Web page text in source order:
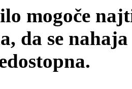
mogoče
da se